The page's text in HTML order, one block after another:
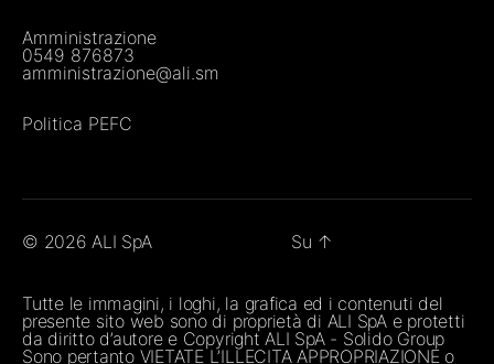
Amministrazione
0549 876873
amministrazione@ali.sm
Politica PEFC
© 2026ALI SpA Su ↑
Tutte le immagini, i loghi, la grafica ed i contenuti del
presente sito web sono di proprietà di ALI SpA e protetti
da diritto d’autore e Copyright ALI SpA - Solido Group
Sono pertanto VIETATE L’ILLECITA APPROPRIAZIONE o